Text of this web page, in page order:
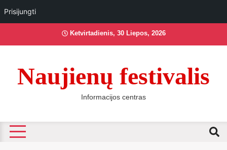
Prisijungti
Ketvirtadienis, 30 Liepos, 2026
Naujienų festivalis
Informacijos centras